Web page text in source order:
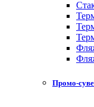
Промо-